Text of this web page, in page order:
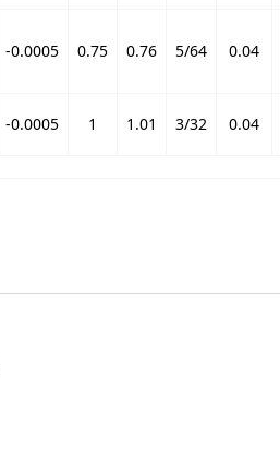
-0.0005 0.75 0.76 5/64 0.04
-0.0005 1 1.01 3/32 0.04